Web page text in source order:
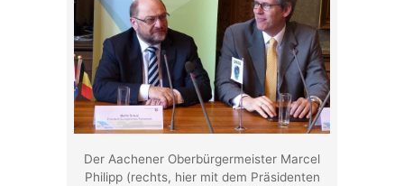
Der Aachener Oberbürgermeister Marcel
Philipp (rechts, hier mit dem Präsidenten